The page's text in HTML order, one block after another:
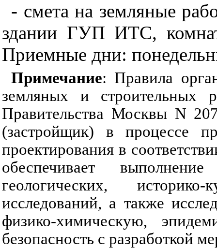
- смета на земляные
здании ГУП ИТС,
Приемные дни:
Примечание: Правила
земляных и строительных
Правительства Москвы N
(застройщик) в процессе
проектирования в
обеспечивает
геологических,
исследований, а также
физико-химическую,
безопасность с разработкой